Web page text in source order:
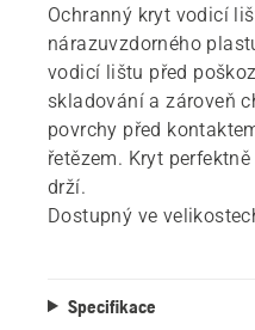
Ochranný kryt vodicí
nárazuvzdorného
vodicí lištu před
skladování a zároveň
povrchy před
řetězem. Kryt
drží.
Dostupný ve
Specifikace